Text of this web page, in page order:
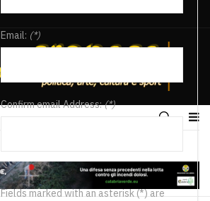
Email: (*)
Confirm email Address:(*)
Fields marked with an asterisk (*) are